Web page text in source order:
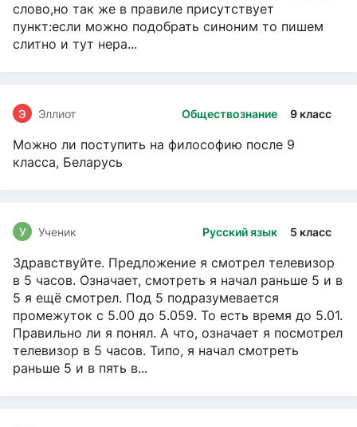
слово,но так же в правиле присутствует
пункт:если можно подобрать синоним то пишем
слитно и тут нера...
Обществознание 9 класс
Э Эллиот
Можно ли поступить на философию после 9
класса, Беларусь
Русский язык 5 класс
У Ученик
Здравствуйте. Предложение я смотрел телевизор
в 5 часов. Означает, смотреть я начал раньше 5 и в
5 я ещё смотрел. Под 5 подразумевается
промежуток с 5.00 до 5.059. То есть время до 5.01.
Правильно ли я понял. А что, означает я посмотрел
телевизор в 5 часов. Типо, я начал смотреть
раньше 5 и в пять в...